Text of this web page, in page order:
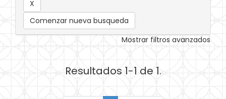
Comenzar nueva busqueda
Mostrar filtros avanzados
Resultados 1-1 de 1.